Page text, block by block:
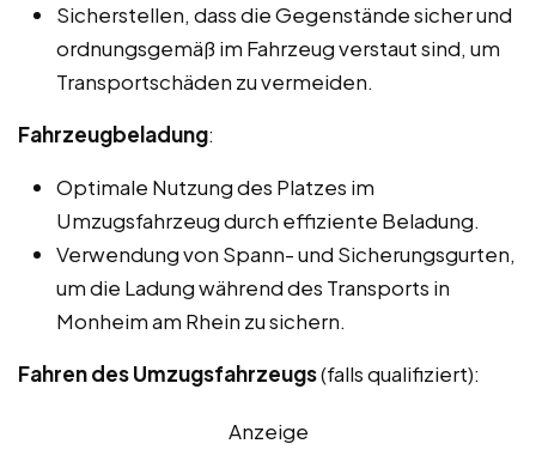
Sicherstellen, dass die Gegenstände sicher und
ordnungsgemäß im Fahrzeug verstaut sind, um
Transportschäden zu vermeiden.
Fahrzeugbeladung:
Optimale Nutzung des Platzes im
Umzugsfahrzeug durch effiziente Beladung.
Verwendung von Spann- und Sicherungsgurten,
um die Ladung während des Transports in
Monheim am Rhein zu sichern.
Fahren des Umzugsfahrzeugs(falls qualifiziert):
Anzeige